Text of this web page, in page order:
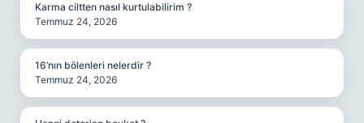
Karma ciltten nasıl kurtulabilirim ?
Temmuz 24, 2026
16’nın bölenleri nelerdir ?
Temmuz 24, 2026